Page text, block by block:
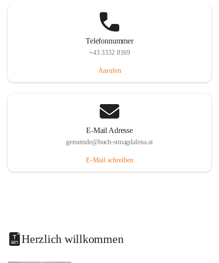
Telefonnummer
+43 3332 8169
Anrufen
E-Mail Adresse
gemeinde@buch-stmagdalena.at
E-Mail schreiben
Herzlich willkommen